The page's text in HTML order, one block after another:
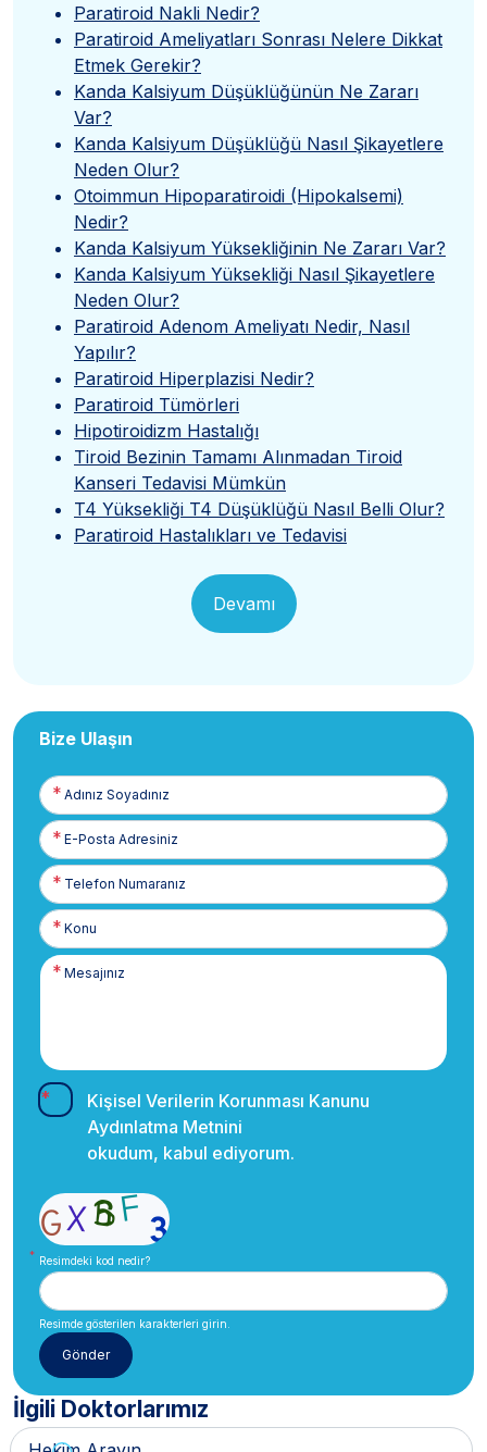
Paratiroid Nakli Nedir?
Paratiroid Ameliyatları Sonrası Nelere Dikkat
Etmek Gerekir?
Kanda Kalsiyum Düşüklüğünün Ne Zararı
Var?
Kanda Kalsiyum Düşüklüğü Nasıl Şikayetlere
Neden Olur?
Otoimmun Hipoparatiroidi (Hipokalsemi)
Nedir?
Kanda Kalsiyum Yüksekliğinin Ne Zararı Var?
Kanda Kalsiyum Yüksekliği Nasıl Şikayetlere
Neden Olur?
Paratiroid Adenom Ameliyatı Nedir, Nasıl
Yapılır?
Paratiroid Hiperplazisi Nedir?
Paratiroid Tümörleri
Hipotiroidizm Hastalığı
Tiroid Bezinin Tamamı Alınmadan Tiroid
Kanseri Tedavisi Mümkün
T4 Yüksekliği T4 Düşüklüğü Nasıl Belli Olur?
Paratiroid Hastalıkları ve Tedavisi
Devamı
Bize Ulaşın
Adınız
Soyadınız
E-
Posta
Telefon
Numaranız
Kişisel Verilerin Korunması Kanunu
Aydınlatma Metnini
okudum, kabul ediyorum.
Resimdeki kod nedir?
Resimde gösterilen karakterleri girin.
İlgili Doktorlarımız